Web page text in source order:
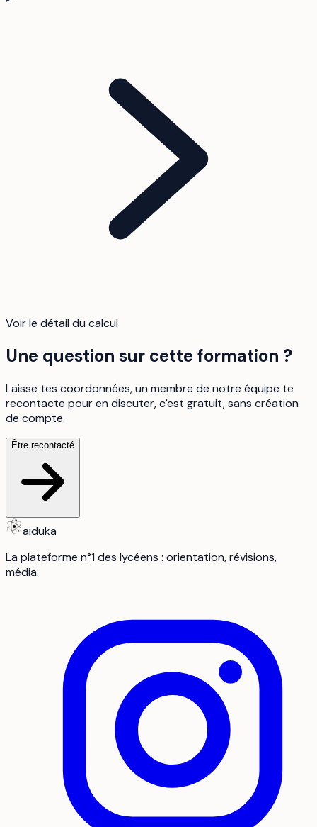
Voir le détail du calcul
Une question sur cette formation ?
Laisse tes coordonnées, un membre de notre équipe te
recontacte pour en discuter, c'est gratuit, sans création
de compte.
Être recontacté
aiduka
La plateforme n°1 des lycéens : orientation, révisions,
média.